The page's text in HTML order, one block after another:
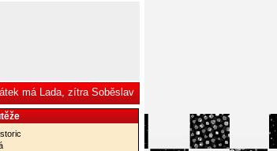
má Lada, zítra Soběslav